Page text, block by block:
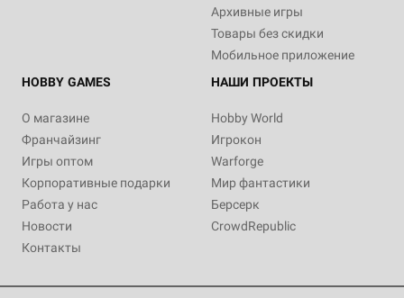
Архивные игры
Товары без скидки
Мобильное приложение
HOBBY GAMES
О магазине
Франчайзинг
Игры оптом
Корпоративные подарки
Работа у нас
Новости
Контакты
НАШИ ПРОЕКТЫ
Hobby World
Игрокон
Warforge
Мир фантастики
Берсерк
CrowdRepublic